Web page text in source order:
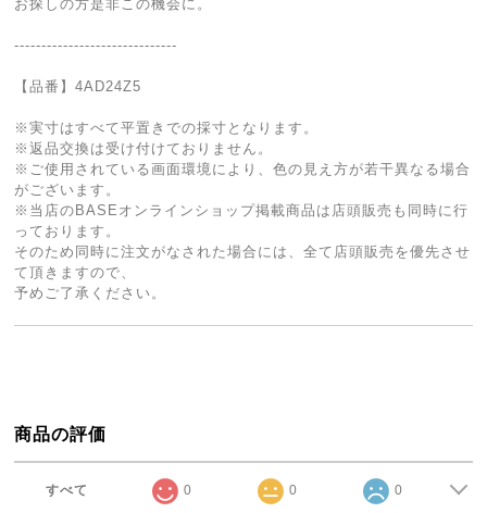
お探しの方是非この機会に。
------------------------------
【品番】4AD24Z5
※実寸はすべて平置きでの採寸となります。
※返品交換は受け付けておりません。
※ご使用されている画面環境により、色の見え方が若干異なる場合
がございます。
※当店のBASEオンラインショップ掲載商品は店頭販売も同時に行
っております。
そのため同時に注文がなされた場合には、全て店頭販売を優先させ
て頂きますので、
予めご了承ください。
商品の評価
すべて 0 0 0